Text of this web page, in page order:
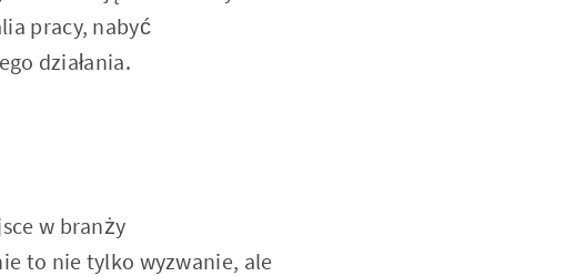
pracy, nabyć
działania.
w branży
to nie tylko wyzwanie, ale